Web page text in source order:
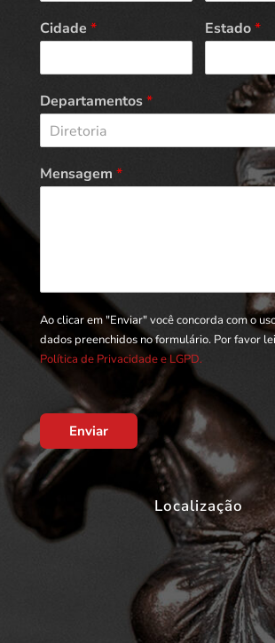
Cidade * Estado*
Departamentos*
Diretoria
Mensagem *
Ao clicar em "Enviar" você concorda com o
dados preenchidos no formulário. Por favor
Política de Privacidade e LGPD.
Enviar
Localização